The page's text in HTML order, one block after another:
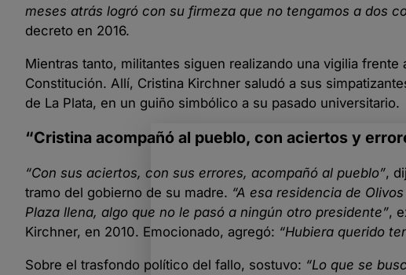
meses atrás logró con su firmeza que no tengamos a dos
decreto en 2016.
Mientras tanto, militantes siguen realizando una vigilia
Constitución. Allí, Cristina Kirchner saludó a sus
de La Plata, en un guiño simbólico a su pasado universitario.
“Cristina acompañó al pueblo, con aciertos y
“Con sus aciertos, con sus errores, acompañó al pueblo”,
tramo del gobierno de su madre. “A esa residencia de
Plaza llena, algo que no le pasó a ningún otro presidente”,
Kirchner, en 2010. Emocionado, agregó: “Hubiera querido
Sobre el trasfondo político del fallo, sostuvo: “Lo que se